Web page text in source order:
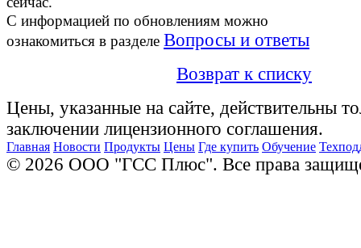
С информацией по обновлениям можно
ознакомиться в разделе Вопросы и ответы
Возврат к списку
Цены, указанные на сайте, действительны
заключении лицензионного соглашения.
Главная Новости Продукты Цены Где купить Обучение
© 2026 ООО "ГСС Плюс". Все права